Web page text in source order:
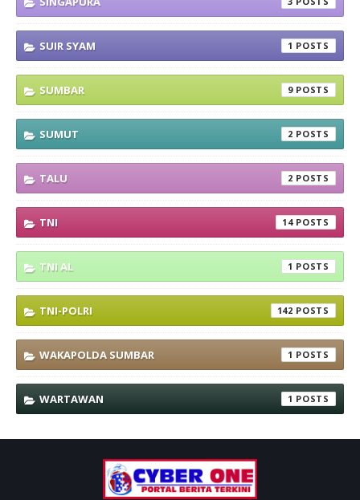
SUIR SYAM 1
SUMBAR 9
SUMUT 2
TALU 2
TNI 14
TNI AL 1
TNI-POLRI 142
WAKAPOLDA SUMBAR 1
WARTAWAN 1